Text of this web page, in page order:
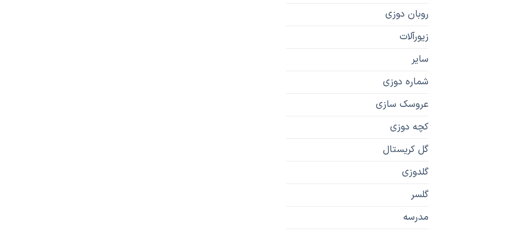
روبان دوزی
زیورآلات
سایر
شماره دوزی
عروسک سازی
کچه دوزی
گل کریستال
گلدوزی
گلسر
مدرسه